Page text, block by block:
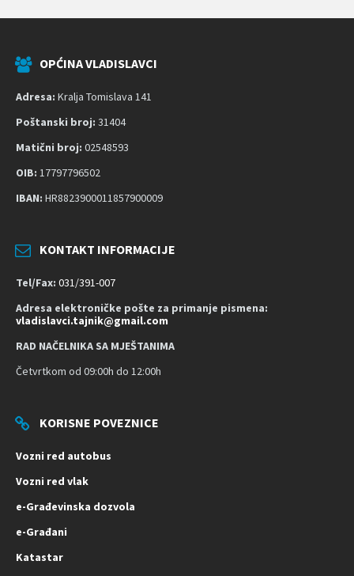
OPĆINA VLADISLAVCI
Adresa: Kralja Tomislava 141
Poštanski broj: 31404
Matični broj: 02548593
OIB: 17797796502
IBAN: HR8823900011857900009
KONTAKT INFORMACIJE
Tel/Fax: 031/391-007
Adresa elektroničke pošte za primanje pismena:
vladislavci.tajnik@gmail.com
RAD NAČELNIKA SA MJEŠTANIMA
Četvrtkom od 09:00h do 12:00h
KORISNE POVEZNICE
Vozni red autobus
Vozni red vlak
e-Građevinska dozvola
e-Građani
Katastar